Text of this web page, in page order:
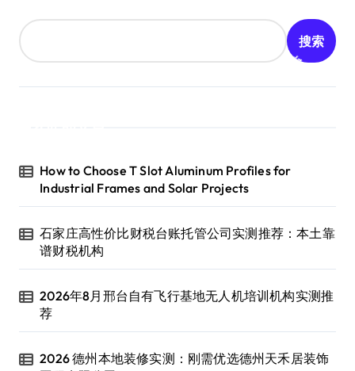
搜索
How to Choose T Slot Aluminum Profiles for
Industrial Frames and Solar Projects
石家庄高性价比财税台账托管公司实测推荐：本土靠
谱财税机构
2026年8月邢台自有飞行基地无人机培训机构实测推
荐
2026 德州本地装修实测：刚需优选德州天禾居装饰